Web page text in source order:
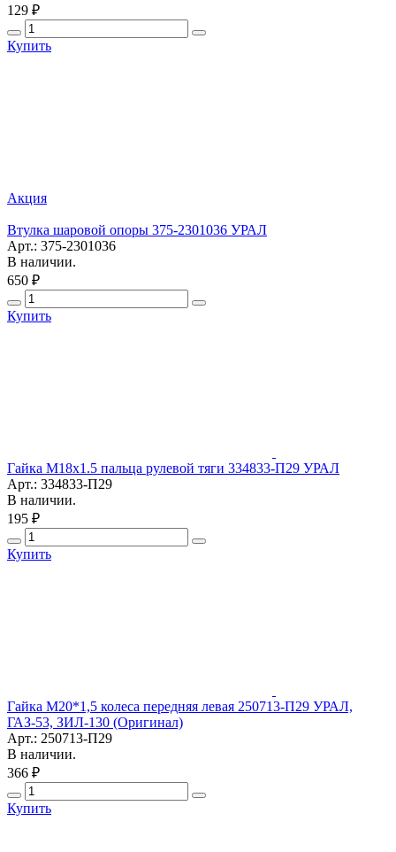
129 ₽
Купить
Акция
Втулка шаровой опоры 375-2301036 УРАЛ
Арт.: 375-2301036
В наличии.
650 ₽
Купить
Гайка М18х1.5 пальца рулевой тяги 334833-П29 УРАЛ
Арт.: 334833-П29
В наличии.
195 ₽
Купить
Гайка М20*1,5 колеса передняя левая 250713-П29 УРАЛ,
ГАЗ-53, ЗИЛ-130 (Оригинал)
Арт.: 250713-П29
В наличии.
366 ₽
Купить